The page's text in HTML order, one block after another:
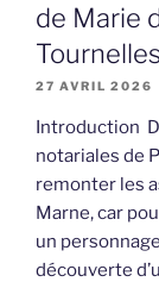
de Marie
27 AVRIL 2026
Introduction
notariales de
remonter les
Marne, car
un
découverte